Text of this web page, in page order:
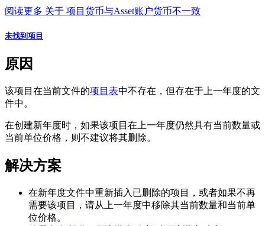
阅读更多 关于 项目货币与Asset账户货币不一致
未找到项目
原因
该项目在当前文件的项目表中不存在，但存在于上一年度的文
件中。
在创建新年度时，如果该项目在上一年度仍然具有当前数量或
当前单位价格，则不建议将其删除。
解决方案
在新年度文件中重新插入已删除的项目，或者如果不再
需要该项目，请从上一年度中移除其当前数量和当前单
位价格。